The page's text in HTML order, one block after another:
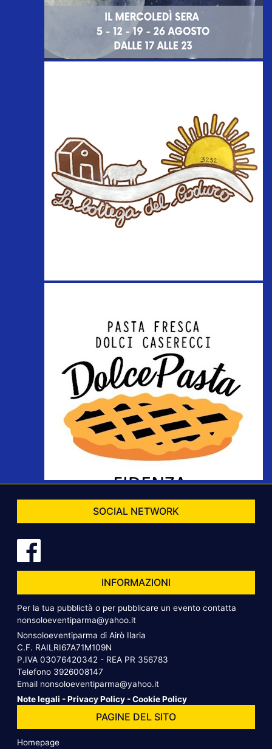
SOCIAL NETWORK
INFORMAZIONI
Per la tua pubblictà o per pubblicare un evento contatta
nonsoloeventiparma@yahoo.it
Nonsoloeventiparma di Airò Ilaria
C.F. RAILRI67A71M109N
P.IVA 03076420342 - REA PR 356783
Telefono 3926008147
Email nonsoloeventiparma@yahoo.it
Note legali -Privacy Policy -Cookie Policy
PAGINE DEL SITO
Homepage